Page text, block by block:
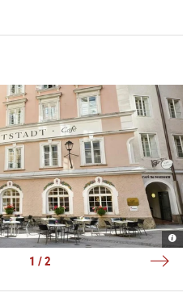
Blu
Blu
1 / 2